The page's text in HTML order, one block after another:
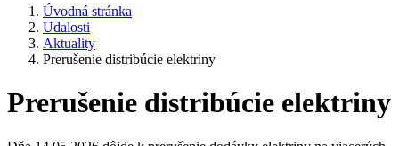
Úvodná stránka
Udalosti
Aktuality
Prerušenie distribúcie elektriny
Prerušenie distribúcie elektriny